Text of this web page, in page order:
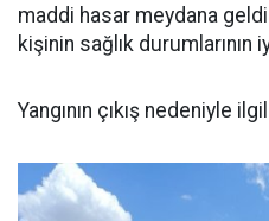
maddi hasar meydana
kişinin sağlık durumlarının
Yangının çıkış nedeniyle